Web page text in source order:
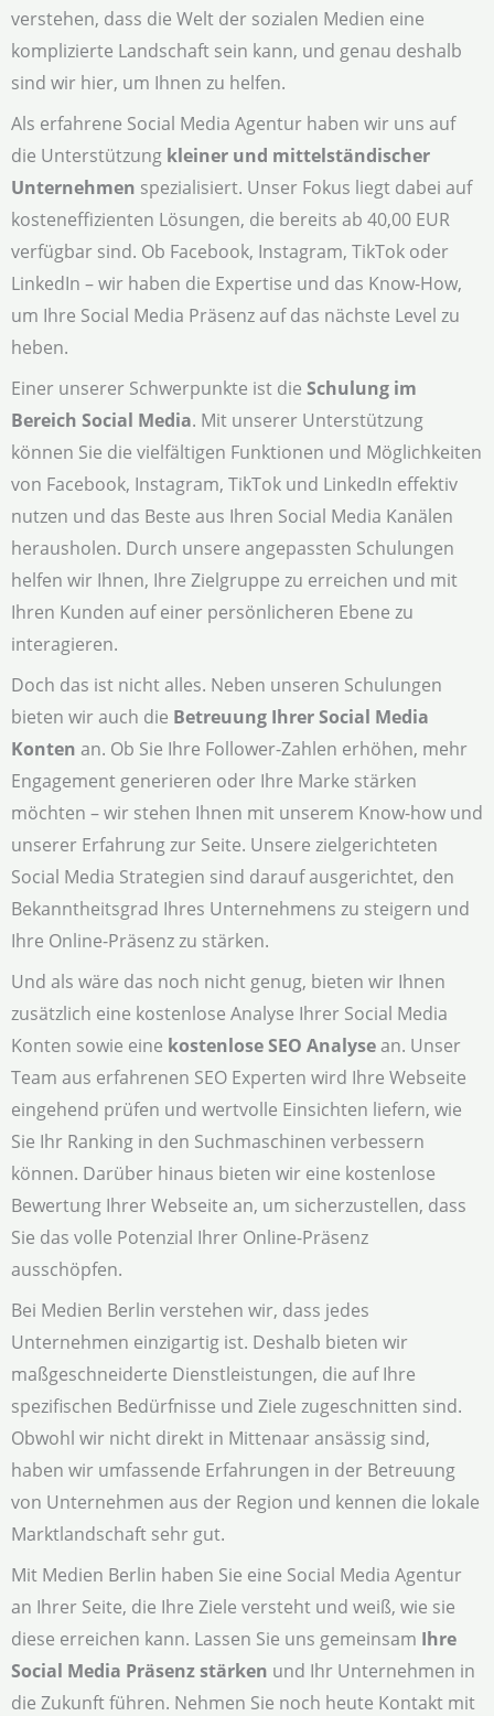
verstehen, dass die Welt der sozialen Medien eine
komplizierte Landschaft sein kann, und genau deshalb
sind wir hier, um Ihnen zu helfen.
Als erfahrene Social Media Agentur haben wir uns auf
die Unterstützung kleiner und mittelständischer
Unternehmen spezialisiert. Unser Fokus liegt dabei auf
kosteneffizienten Lösungen, die bereits ab 40,00 EUR
verfügbar sind. Ob Facebook, Instagram, TikTok oder
LinkedIn – wir haben die Expertise und das Know-How,
um Ihre Social Media Präsenz auf das nächste Level zu
heben.
Einer unserer Schwerpunkte ist die Schulung im
Bereich Social Media. Mit unserer Unterstützung
können Sie die vielfältigen Funktionen und Möglichkeiten
von Facebook, Instagram, TikTok und LinkedIn effektiv
nutzen und das Beste aus Ihren Social Media Kanälen
herausholen. Durch unsere angepassten Schulungen
helfen wir Ihnen, Ihre Zielgruppe zu erreichen und mit
Ihren Kunden auf einer persönlicheren Ebene zu
interagieren.
Doch das ist nicht alles. Neben unseren Schulungen
bieten wir auch die Betreuung Ihrer Social Media
Konten an. Ob Sie Ihre Follower-Zahlen erhöhen, mehr
Engagement generieren oder Ihre Marke stärken
möchten – wir stehen Ihnen mit unserem Know-how und
unserer Erfahrung zur Seite. Unsere zielgerichteten
Social Media Strategien sind darauf ausgerichtet, den
Bekanntheitsgrad Ihres Unternehmens zu steigern und
Ihre Online-Präsenz zu stärken.
Und als wäre das noch nicht genug, bieten wir Ihnen
zusätzlich eine kostenlose Analyse Ihrer Social Media
Konten sowie eine kostenlose SEO Analysean. Unser
Team aus erfahrenen SEO Experten wird Ihre Webseite
eingehend prüfen und wertvolle Einsichten liefern, wie
Sie Ihr Ranking in den Suchmaschinen verbessern
können. Darüber hinaus bieten wir eine kostenlose
Bewertung Ihrer Webseite an, um sicherzustellen, dass
Sie das volle Potenzial Ihrer Online-Präsenz
ausschöpfen.
Bei Medien Berlin verstehen wir, dass jedes
Unternehmen einzigartig ist. Deshalb bieten wir
maßgeschneiderte Dienstleistungen, die auf Ihre
spezifischen Bedürfnisse und Ziele zugeschnitten sind.
Obwohl wir nicht direkt in Mittenaar ansässig sind,
haben wir umfassende Erfahrungen in der Betreuung
von Unternehmen aus der Region und kennen die lokale
Marktlandschaft sehr gut.
Mit Medien Berlin haben Sie eine Social Media Agentur
an Ihrer Seite, die Ihre Ziele versteht und weiß, wie sie
diese erreichen kann. Lassen Sie uns gemeinsam Ihre
Social Media Präsenz stärken und Ihr Unternehmen in
die Zukunft führen. Nehmen Sie noch heute Kontakt mit